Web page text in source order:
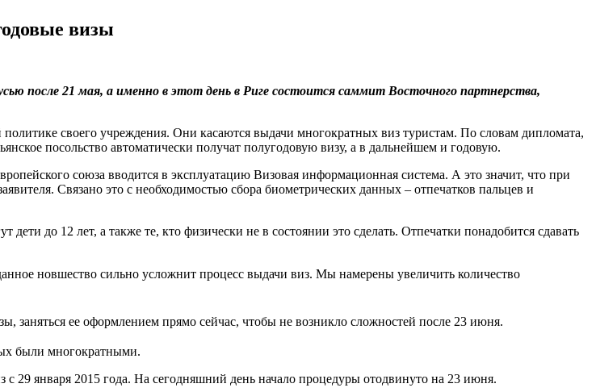
визы
после 21 мая, а именно в этот день в Риге состоится саммит Восточного партнерства,
своего учреждения. Они касаются выдачи многократных виз туристам. По словам дипломата,
посольство автоматически получат полугодовую визу, а в дальнейшем и годовую.
союза вводится в эксплуатацию Визовая информационная система. А это значит, что при
Связано это с необходимостью сбора биометрических данных – отпечатков пальцев и
до 12 лет, а также те, кто физически не в состоянии это сделать. Отпечатки понадобится сдавать
новшество сильно усложнит процесс выдачи виз. Мы намерены увеличить количество
заняться ее оформлением прямо сейчас, чтобы не возникло сложностей после 23 июня.
были многократными.
29 января 2015 года. На сегодняшний день начало процедуры отодвинуто на 23 июня.